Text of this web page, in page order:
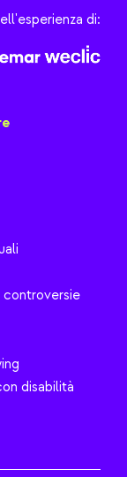
di:
controversie
disabilità